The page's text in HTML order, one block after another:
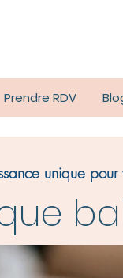
Prendre RDV
unique pour